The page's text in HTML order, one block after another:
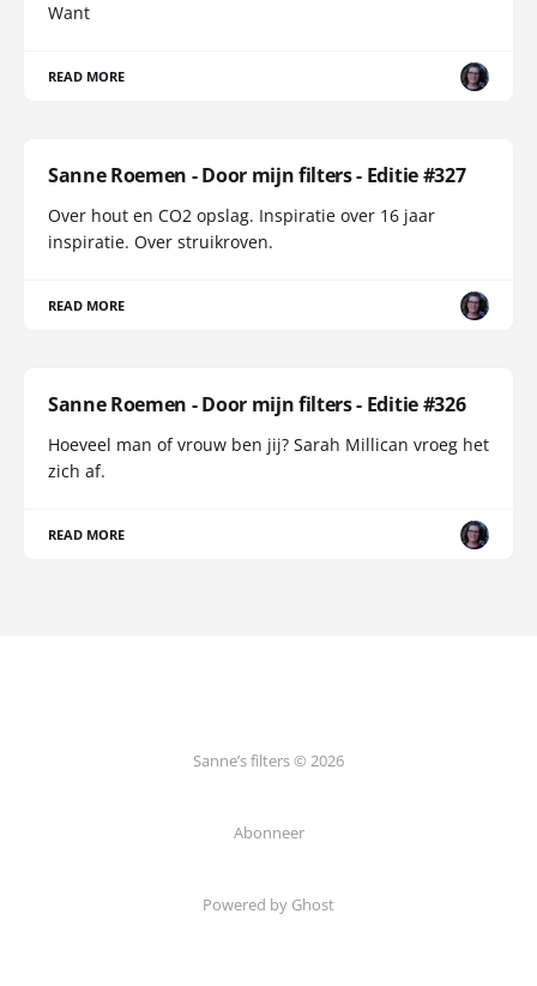
Want
READ MORE
Sanne Roemen - Door mijn filters - Editie #327
Over hout en CO2 opslag. Inspiratie over 16 jaar
inspiratie. Over struikroven.
READ MORE
Sanne Roemen - Door mijn filters - Editie #326
Hoeveel man of vrouw ben jij? Sarah Millican vroeg het
zich af.
READ MORE
Sanne’s filters © 2026
Abonneer
Powered by Ghost